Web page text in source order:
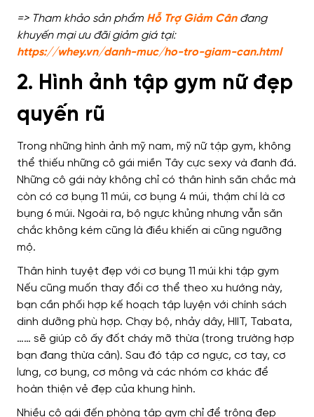
=> Tham khảo sản phẩm Hỗ Trợ Giảm Cân đang
khuyến mại ưu đãi giảm giá tại:
https://whey.vn/danh-muc/ho-tro-giam-can.html
2. Hình ảnh tập gym nữ đẹp
quyến rũ
Trong những hình ảnh mỹ nam, mỹ nữ tập gym, không
thể thiếu những cô gái miền Tây cực sexy và đanh đá.
Những cô gái này không chỉ có thân hình săn chắc mà
còn có cơ bụng 11 múi, cơ bụng 4 múi, thậm chí là cơ
bụng 6 múi. Ngoài ra, bộ ngực khủng nhưng vẫn săn
chắc không kém cũng là điều khiến ai cũng ngưỡng
mộ.
Thân hình tuyệt đẹp với cơ bụng 11 múi khi tập gym
Nếu cũng muốn thay đổi cơ thể theo xu hướng này,
bạn cần phối hợp kế hoạch tập luyện với chính sách
dinh dưỡng phù hợp. Chạy bộ, nhảy dây, HIIT, Tabata,
…… sẽ giúp cô ấy đốt cháy mỡ thừa (trong trường hợp
bạn đang thừa cân). Sau đó tập cơ ngực, cơ tay, cơ
lưng, cơ bụng, cơ mông và các nhóm cơ khác để
hoàn thiện vẻ đẹp của khung hình.
Nhiều cô gái đến phòng tập gym chỉ để trông đẹp